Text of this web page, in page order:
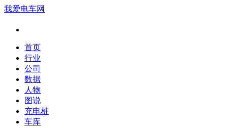
我爱电车网
首页
行业
公司
数据
人物
图说
充电桩
车库